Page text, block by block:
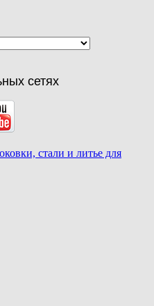
сетях
стали и литье для